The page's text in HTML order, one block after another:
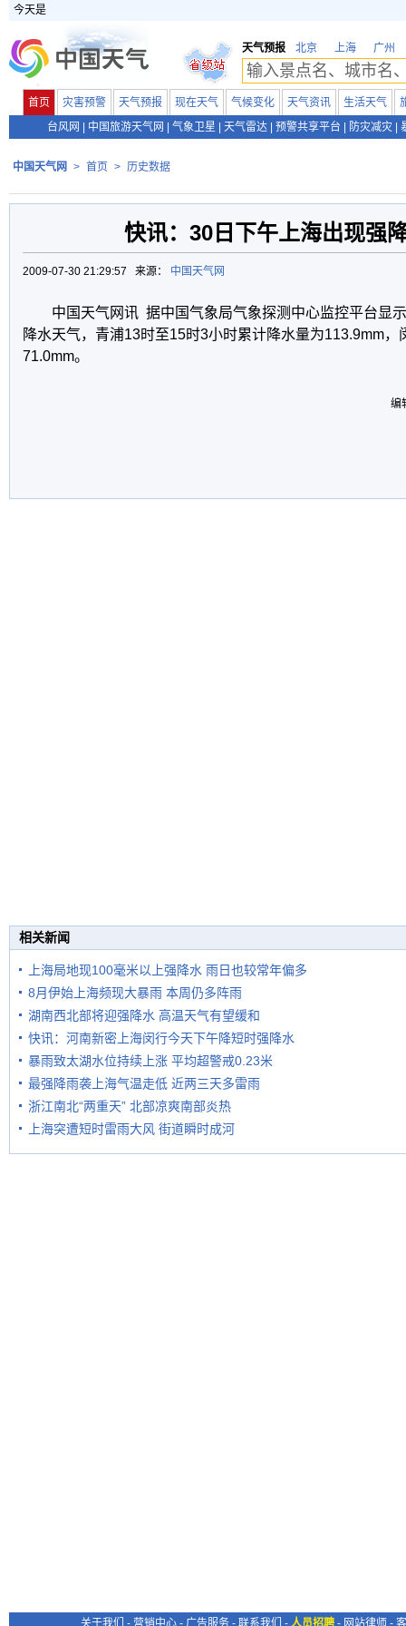
今天是
天气预报 北京 上海 广州
首页 灾害预警 天气预报 现在天气 气候变化 天气资讯 生活天气
台风网
中国旅游天气网 气象卫星 天气雷达 预警共享平台 防灾减灾
中国天气网 > 首页 > 历史数据
快讯：30日下午上海出现强
2009-07-30 21:29:57 来源： 中国天气网
中国天气网讯 据中国气象局气象探测中心监控平台显示
降水天气，青浦13时至15时3小时累计降水量为113.9mm，
71.0mm。
编
相关新闻
上海局地现100毫米以上强降水 雨日也较常年偏多
8月伊始上海频现大暴雨 本周仍多阵雨
湖南西北部将迎强降水 高温天气有望缓和
快讯：河南新密上海闵行今天下午降短时强降水
暴雨致太湖水位持续上涨 平均超警戒0.23米
最强降雨袭上海气温走低 近两三天多雷雨
浙江南北“两重天” 北部凉爽南部炎热
上海突遭短时雷雨大风 街道瞬时成河
关于我们 - 营销中心 - 广告服务 - 联系我们 - 人员招聘 - 网站律师 -